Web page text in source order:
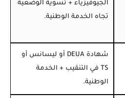
الجيوفيزياء + تسوية الوضعية
تجاه الخدمة الوطنية.
شهادة DEUA أو ليسانس أو
TS في التنقيب + الخدمة
الوطنية.